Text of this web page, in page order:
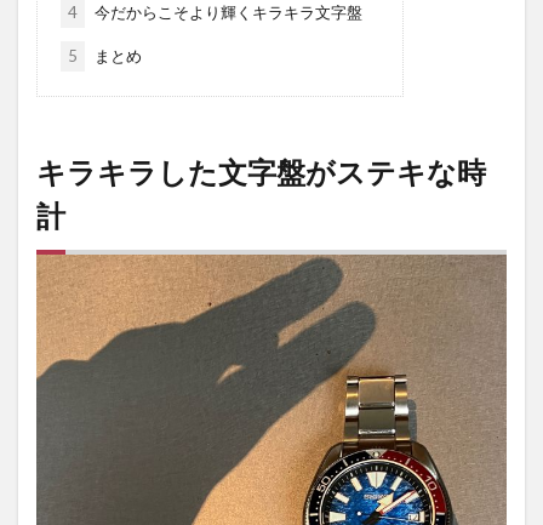
4 今だからこそより輝くキラキラ文字盤
5 まとめ
キラキラした文字盤がステキな時
計